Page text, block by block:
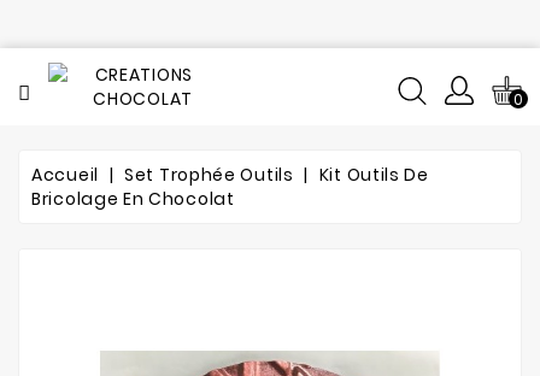
Tout
L'histoire
fabrication
0
Accueil Set Trophée Outils
Kit Outils De
Bricolage En Chocolat